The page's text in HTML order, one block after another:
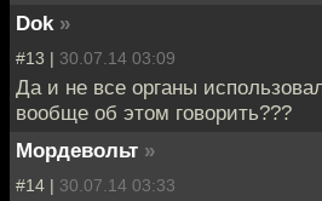
Dok »
#13 | 30.07.14 03:09
Да и не все органы
вообще об этом говорить???
Мордевольт »
#14 | 30.07.14 03:33